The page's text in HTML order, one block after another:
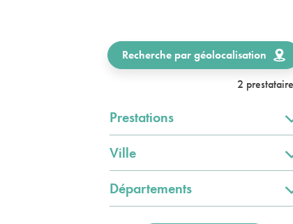
Recherche par géolocalisation
2
Prestations
Ville
Départements